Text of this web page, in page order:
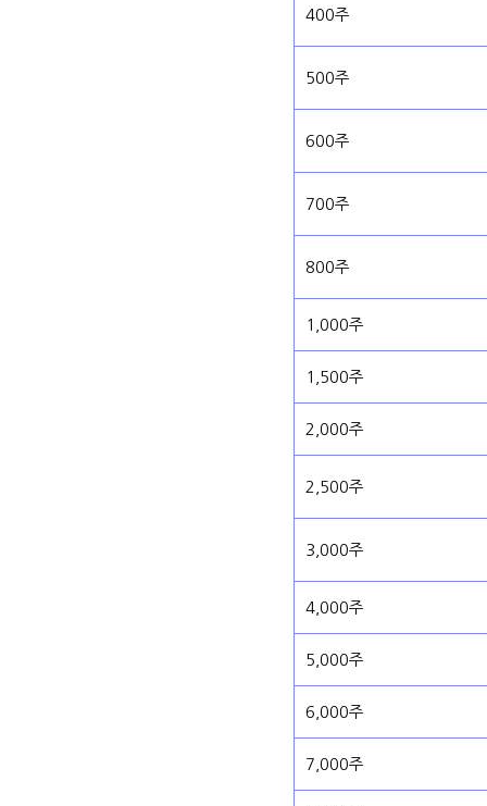
400주
500주
600주
700주
800주
1,000주
1,500주
2,000주
2,500주
3,000주
4,000주
5,000주
6,000주
7,000주